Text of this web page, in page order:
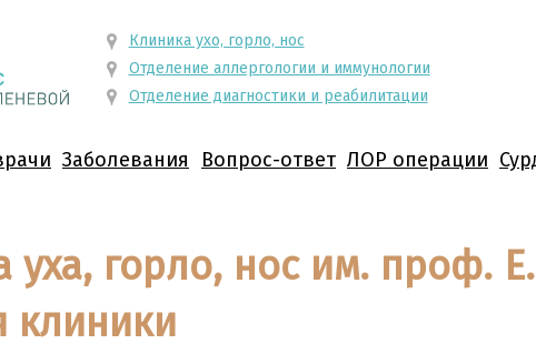
Клиника ухо, горло, нос
Отделение аллергологии и иммунологии
Отделение диагностики и реабилитации
Заболевания Вопрос-ответ ЛОР операции
уха, горло, нос им. проф.
клиники